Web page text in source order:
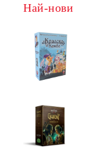
Най-нови